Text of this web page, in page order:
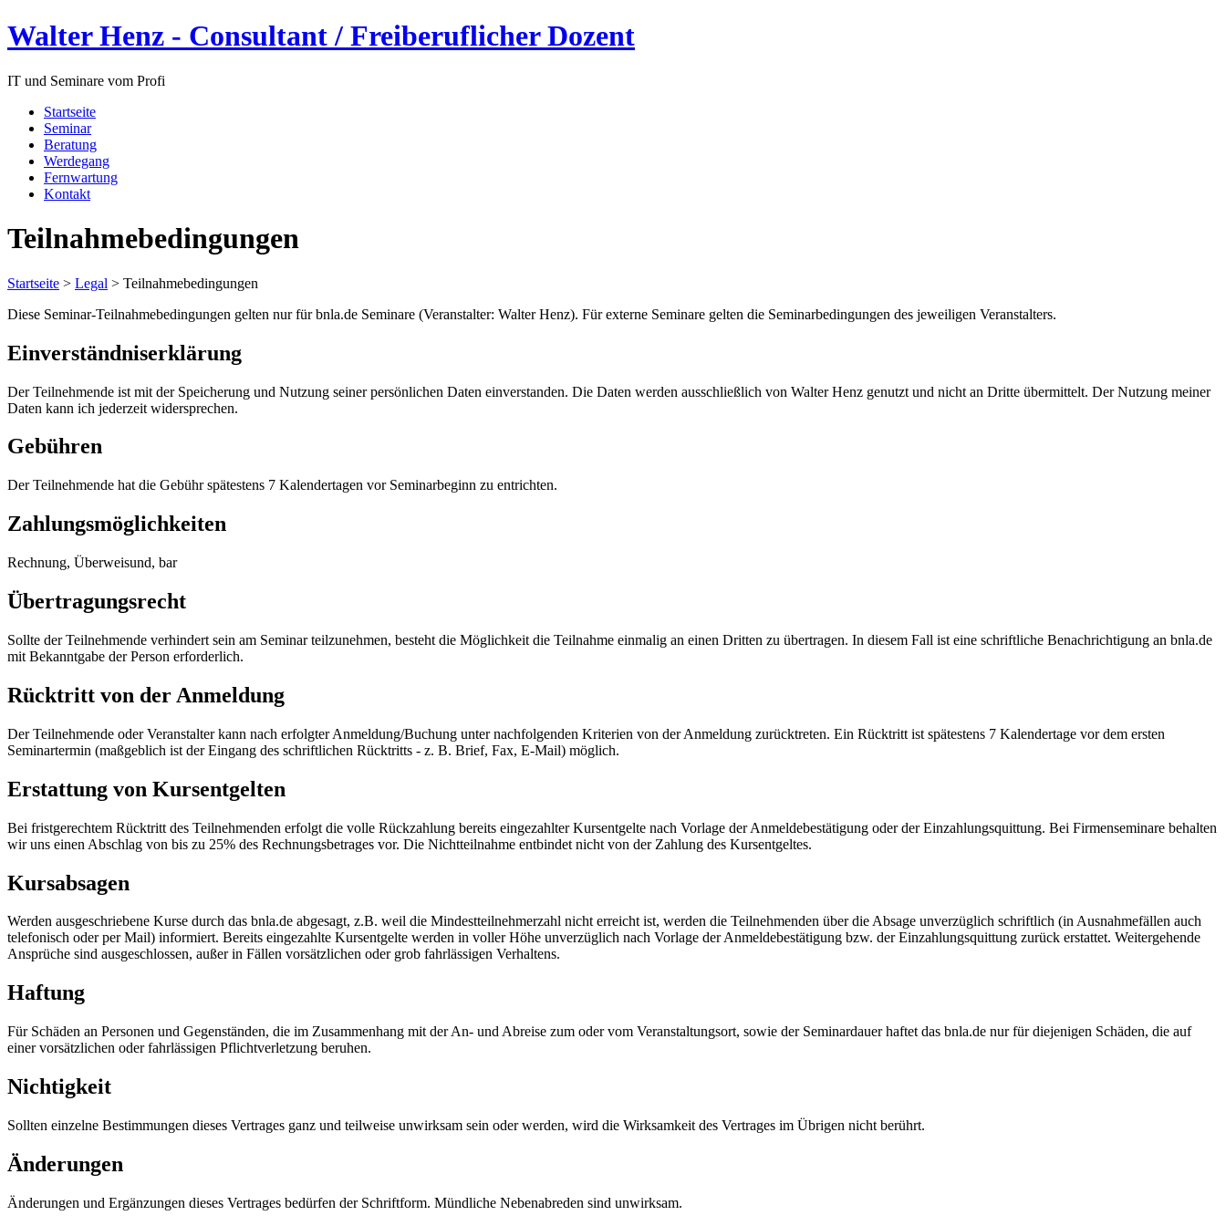
Walter Henz - Consultant / Freiberuflicher Dozent
IT und Seminare vom Profi
Startseite
Seminar
Beratung
Werdegang
Fernwartung
Kontakt
Teilnahmebedingungen
Startseite > Legal > Teilnahmebedingungen
Diese Seminar-Teilnahmebedingungen gelten nur für bnla.de Seminare (Veranstalter: Walter Henz). Für externe Seminare gelten die Seminarbedingungen des jeweiligen Veranstalters.
Einverständniserklärung
Der Teilnehmende ist mit der Speicherung und Nutzung seiner persönlichen Daten einverstanden. Die Daten werden ausschließlich von Walter Henz genutzt und nicht an Dritte übermittelt. Der Nutzung meiner
Daten kann ich jederzeit widersprechen.
Gebühren
Der Teilnehmende hat die Gebühr spätestens 7 Kalendertagen vor Seminarbeginn zu entrichten.
Zahlungsmöglichkeiten
Rechnung, Überweisund, bar
Übertragungsrecht
Sollte der Teilnehmende verhindert sein am Seminar teilzunehmen, besteht die Möglichkeit die Teilnahme einmalig an einen Dritten zu übertragen. In diesem Fall ist eine schriftliche Benachrichtigung an bnla.de
mit Bekanntgabe der Person erforderlich.
Rücktritt von der Anmeldung
Der Teilnehmende oder Veranstalter kann nach erfolgter Anmeldung/Buchung unter nachfolgenden Kriterien von der Anmeldung zurücktreten. Ein Rücktritt ist spätestens 7 Kalendertage vor dem ersten
Seminartermin (maßgeblich ist der Eingang des schriftlichen Rücktritts - z. B. Brief, Fax, E-Mail) möglich.
Erstattung von Kursentgelten
Bei fristgerechtem Rücktritt des Teilnehmenden erfolgt die volle Rückzahlung bereits eingezahlter Kursentgelte nach Vorlage der Anmeldebestätigung oder der Einzahlungsquittung. Bei Firmenseminare behalten
wir uns einen Abschlag von bis zu 25% des Rechnungsbetrages vor. Die Nichtteilnahme entbindet nicht von der Zahlung des Kursentgeltes.
Kursabsagen
Werden ausgeschriebene Kurse durch das bnla.de abgesagt, z.B. weil die Mindestteilnehmerzahl nicht erreicht ist, werden die Teilnehmenden über die Absage unverzüglich schriftlich (in Ausnahmefällen auch
telefonisch oder per Mail) informiert. Bereits eingezahlte Kursentgelte werden in voller Höhe unverzüglich nach Vorlage der Anmeldebestätigung bzw. der Einzahlungsquittung zurück erstattet. Weitergehende
Ansprüche sind ausgeschlossen, außer in Fällen vorsätzlichen oder grob fahrlässigen Verhaltens.
Haftung
Für Schäden an Personen und Gegenständen, die im Zusammenhang mit der An- und Abreise zum oder vom Veranstaltungsort, sowie der Seminardauer haftet das bnla.de nur für diejenigen Schäden, die auf
einer vorsätzlichen oder fahrlässigen Pflichtverletzung beruhen.
Nichtigkeit
Sollten einzelne Bestimmungen dieses Vertrages ganz und teilweise unwirksam sein oder werden, wird die Wirksamkeit des Vertrages im Übrigen nicht berührt.
Änderungen
Änderungen und Ergänzungen dieses Vertrages bedürfen der Schriftform. Mündliche Nebenabreden sind unwirksam.